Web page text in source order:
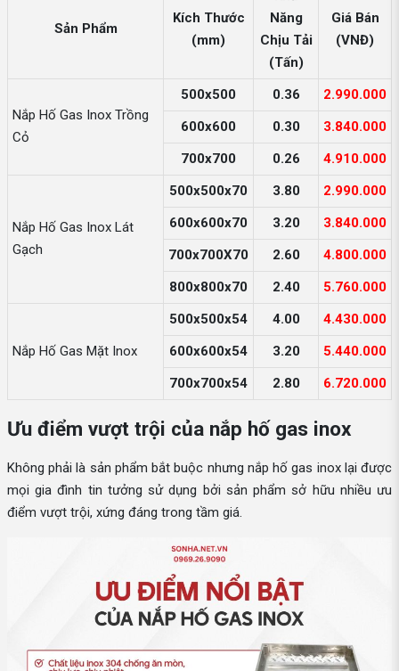
Sản Phẩm
Kích Thước
(mm)
Năng
Chịu Tải
(Tấn)
Giá Bán
(VNĐ)
Nắp Hố Gas Inox Trồng
Cỏ
500x500 0.36
2.990.000
600x600
0.30
3.840.000
700x700
0.26 4.910.000
Nắp Hố Gas Inox Lát
Gạch
500x500x70 3.80
2.990.000
600x600x70
3.20
3.840.000
700x700X70
2.60
4.800.000
800x800x70
2.40 5.760.000
Nắp Hố Gas Mặt Inox
500x500x54 4.00
4.430.000
600x600x54
3.20
5.440.000
700x700x54
2.80 6.720.000
Ưu điểm vượt trội của nắp hố gas inox
Không phải là sản phẩm bắt buộc nhưng nắp hố gas inox lại được
mọi gia đình tin tưởng sử dụng bởi sản phẩm sở hữu nhiều ưu
điểm vượt trội, xứng đáng trong tầm giá.